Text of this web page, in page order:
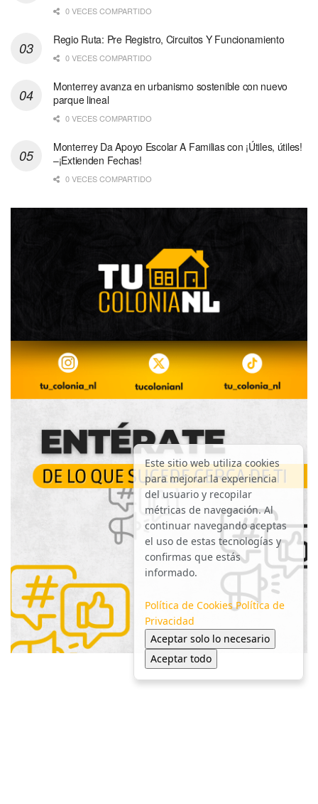
0 VECES COMPARTIDO
Regio Ruta: Pre Registro, Circuitos Y Funcionamiento
0 VECES COMPARTIDO
Monterrey avanza en urbanismo sostenible con nuevo
parque lineal
0 VECES COMPARTIDO
Monterrey Da Apoyo Escolar A Familias con ¡Útiles, útiles!
–¡Extienden Fechas!
0 VECES COMPARTIDO
Este sitio web utiliza cookies
para mejorar la experiencia
del usuario y recopilar
métricas de navegación. Al
continuar navegando aceptas
el uso de estas tecnologías y
confirmas que estás
informado.
Política de Cookies Política de
Privacidad
Aceptar solo lo necesario
Aceptar todo